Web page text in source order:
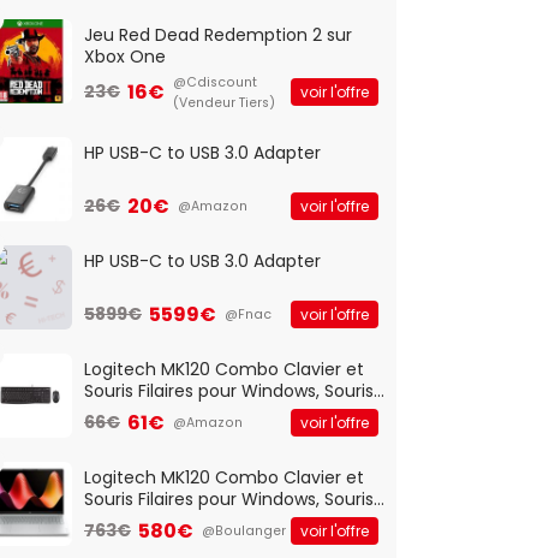
Jeu Red Dead Redemption 2 sur
Xbox One
23€ 16€ @Cdiscount
(Vendeur Tiers)
voir l'offre
HP USB-C to USB 3.0 Adapter
26€ 20€ @Amazon voir l'offre
HP USB-C to USB 3.0 Adapter
5899€ 5599€ @Fnac voir l'offre
Logitech MK120 Combo Clavier et
Souris Filaires pour Windows, Souris
Optique Filaire, Connexion USB Plug
And Play, Confortable, Taille
QWERTY UK - Noir
66€ 61€ @Amazon voir l'offre
Logitech MK120 Combo Clavier et
Souris Filaires pour Windows, Souris
Optique Filaire, Connexion USB Plug
And Play, Confortable, Taille
763€ 580€ @Boulanger voir l'offre